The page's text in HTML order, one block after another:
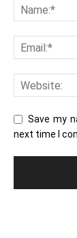
Save my
next time I